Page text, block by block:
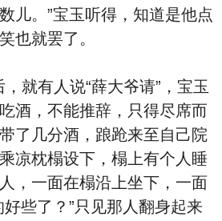
儿。”宝玉听得，知道是他点
也就罢了。
有人说“薛大爷请”，宝玉
酒，不能推辞，只得尽席而
了几分酒，踉跄来至自己院
凉枕榻设下，榻上有个人睡
，一面在榻沿上坐下，一面
些了？”只见那人翻身起来